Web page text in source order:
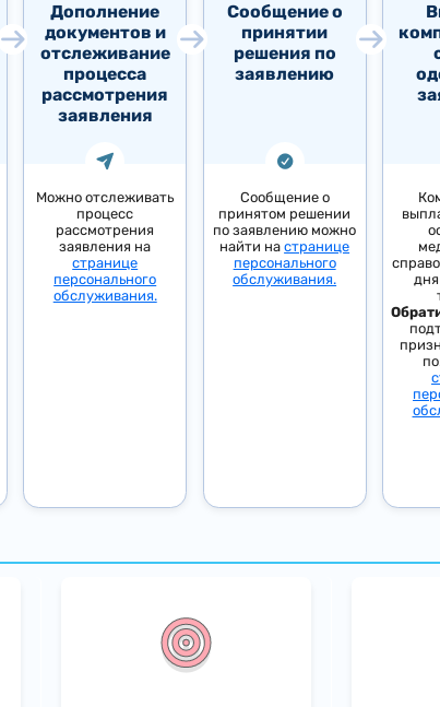
Дополнение
документов и
отслеживание
процесса
рассмотрения
заявления
Можно отслеживать
процесс
рассмотрения
заявления на
странице
персонального
обслуживания.
Сообщение о
принятии
решения по
заявлению
Сообщение о
принятом решении
по заявлению можно
найти настранице
персонального
обслуживания.